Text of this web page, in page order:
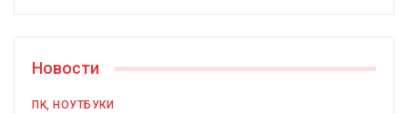
Новости
ПК, НОУТБУКИ